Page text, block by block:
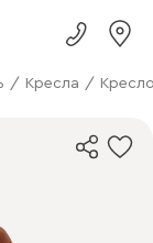
/ Кресла /